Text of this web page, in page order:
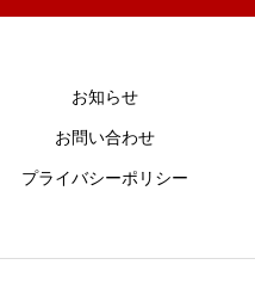
お知らせ
お問い合わせ
プライバシーポリシー